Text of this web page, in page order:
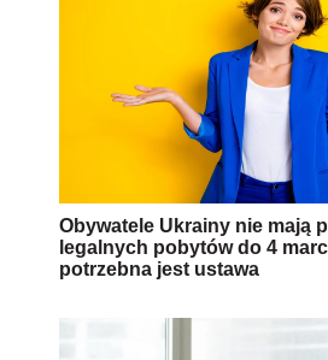
Obywatele Ukrainy nie mają
legalnych pobytów do 4
potrzebna jest ustawa